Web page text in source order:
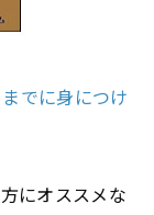
でに身につけ
にオススメな